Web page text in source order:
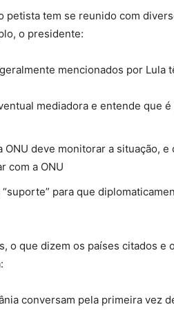
petista tem se reunido com
o presidente:
mencionados por Lula
mediadora e entende que
ONU deve monitorar a situação,
com a ONU
para que
o que dizem os países citados e
conversam pela primeira vez